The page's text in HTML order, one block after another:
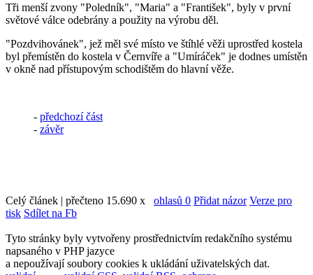
Tři menší zvony "Poledník", "Maria" a "František", byly v první
světové válce odebrány a použity na výrobu děl.
"Pozdvihovánek", jež měl své místo ve štíhlé věži uprostřed kostela
byl přemístěn do kostela v Černvíře a "Umíráček" je dodnes umístěn
v okně nad přístupovým schodištěm do hlavní věže.
- předchozí část
- závěr
Celý článek | přečteno 15.690 x ohlasů 0 Přidat názor Verze pro
tisk Sdílet na Fb
Tyto stránky byly vytvořeny prostřednictvím redakčního systému
napsaného v PHP jazyce
a nepoužívají soubory cookies k ukládání uživatelských dat.